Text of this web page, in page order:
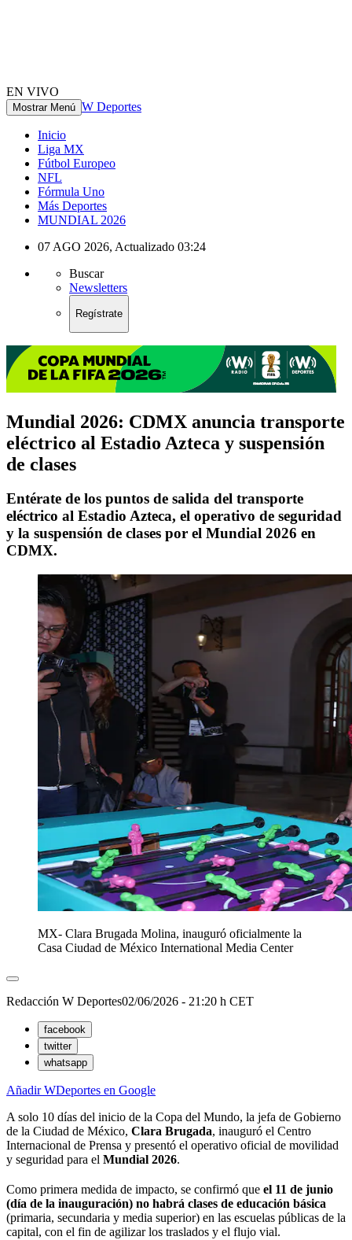
EN VIVO
Mostrar Menú W Deportes
Inicio
Liga MX
Fútbol Europeo
NFL
Fórmula Uno
Más Deportes
MUNDIAL 2026
07 AGO 2026, Actualizado 03:24
Buscar
Newsletters
Regístrate
Mundial 2026: CDMX anuncia transporte
eléctrico al Estadio Azteca y suspensión
de clases
Entérate de los puntos de salida del transporte
eléctrico al Estadio Azteca, el operativo de seguridad
y la suspensión de clases por el Mundial 2026 en
CDMX.
MX- Clara Brugada Molina, inauguró oficialmente la
Casa Ciudad de México International Media Center
Redacción W Deportes02/06/2026 - 21:20 h CET
facebook
twitter
whatsapp
Añadir WDeportes en Google
A solo 10 días del inicio de la Copa del Mundo, la jefa de Gobierno
de la Ciudad de México, Clara Brugada, inauguró el Centro
Internacional de Prensa y presentó el operativo oficial de movilidad
y seguridad para el Mundial 2026.
Como primera medida de impacto, se confirmó que el 11 de junio
(día de la inauguración) no habrá clases de educación básica
(primaria, secundaria y media superior) en las escuelas públicas de la
capital, con el fin de agilizar los traslados y el flujo vial.